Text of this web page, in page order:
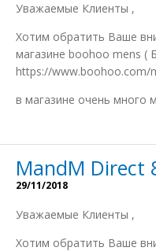
Уважаемые Клиенты ,
Xотим обратить Ваше
магазине boohoo mens (
https://www.boohoo.com/
в магазине очень много
MandM Direct
29/11/2018
Уважаемые Клиенты ,
Xотим обратить Ваше